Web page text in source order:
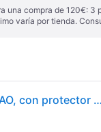
compra de 120€:
varía por tienda.
Goodyear EfficientGrip ( 245/45 R18 100Y XL AO, con protector de llanta (MFS) )